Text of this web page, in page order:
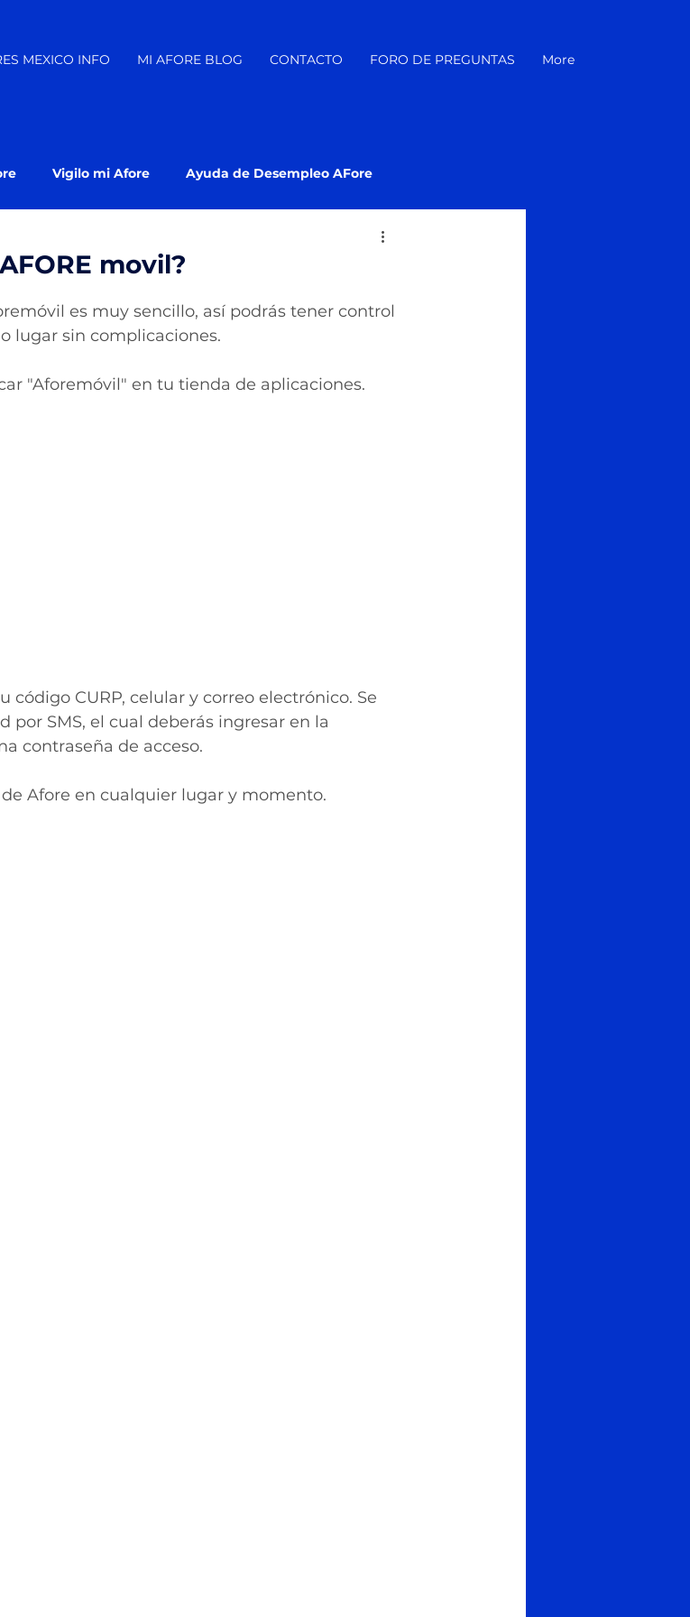
MEXICO INFO MI AFORE BLOG CONTACTO FORO DE PREGUNTAS More
Vigilo mi Afore Ayuda de Desempleo AFore
movil?
es muy sencillo, así podrás tener control
lugar sin complicaciones.
"Aforemóvil" en tu tienda de aplicaciones.
código CURP, celular y correo electrónico. Se
SMS, el cual deberás ingresar en la
contraseña de acceso.
Afore en cualquier lugar y momento.